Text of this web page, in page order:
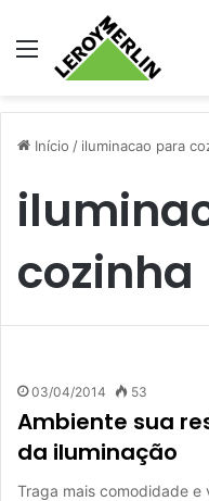
Menu
Início / iluminacao para
cozinha
03/04/2014 53
Ambiente sua
da iluminação
Traga mais comodidade e